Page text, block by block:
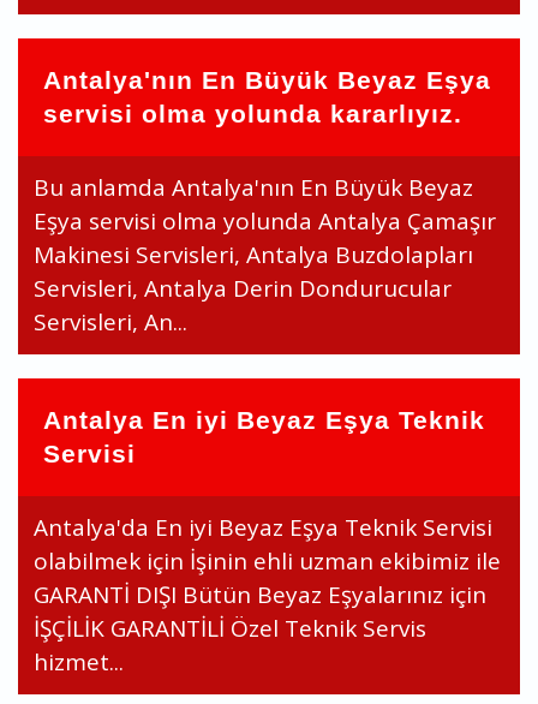
Antalya'nın En Büyük Beyaz Eşya
servisi olma yolunda kararlıyız.
Bu anlamda Antalya'nın En Büyük Beyaz
Eşya servisi olma yolunda Antalya Çamaşır
Makinesi Servisleri, Antalya Buzdolapları
Servisleri, Antalya Derin Dondurucular
Servisleri, An...
Antalya En iyi Beyaz Eşya Teknik
Servisi
Antalya'da En iyi Beyaz Eşya Teknik Servisi
olabilmek için İşinin ehli uzman ekibimiz ile
GARANTİ DIŞI Bütün Beyaz Eşyalarınız için
İŞÇİLİK GARANTİLİ Özel Teknik Servis
hizmet...